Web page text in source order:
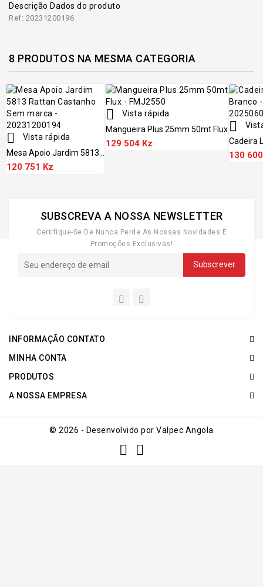
Descrição Dados do produto
Ref: 20231200196
8 PRODUTOS NA MESMA CATEGORIA

Vista rápida
Mesa Apoio Jardim 5813...
120 751 Kz

Vista rápida
Mangueira Plus 25mm 50mt Flux
129 504 Kz

Cadeira
130
SUBSCREVA A NOSSA NEWSLETTER
Certifique-Se De Nunca Perde As Nossas Novidades E
Promoções Exclusivas!
INFORMAÇÃO CONTATO
MINHA CONTA
PRODUTOS
A NOSSA EMPRESA
© 2026 - Desenvolvido por Valpec Angola